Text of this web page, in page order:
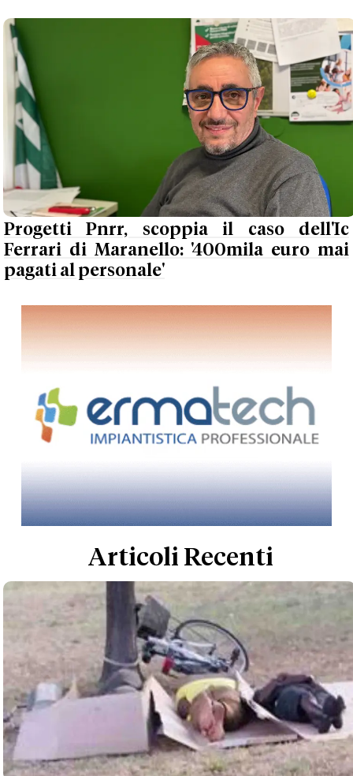
Progetti Pnrr, scoppia il caso dell'Ic
Ferrari di Maranello: '400mila euro mai
pagati al personale'
Articoli Recenti